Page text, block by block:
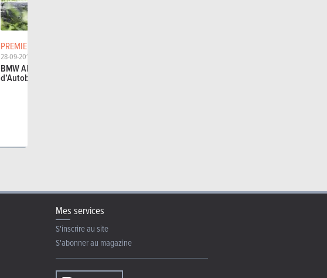
PREMIERS ESSAIS
28-09-2016
BMW ALPINA B7 Biturbo : Reine
d’Autobahn
Mes services
S'inscrire au site
S'abonner au magazine